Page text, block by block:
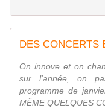
On innove et on
sur l'année, on
programme de
MÊME QUELQUES